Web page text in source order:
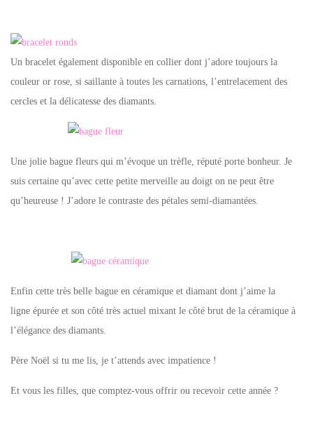
Un bracelet également disponible en collier dont j’adore toujours la
couleur or rose, si saillante à toutes les carnations, l’entrelacement des
cercles et la délicatesse des diamants.
Une jolie bague fleurs qui m’évoque un trèfle, réputé porte bonheur. Je
suis certaine qu’avec cette petite merveille au doigt on ne peut être
qu’heureuse ! J’adore le contraste des pétales semi-diamantées.
Enfin cette très belle bague en céramique et diamant dont j’aime la
ligne épurée et son côté très actuel mixant le côté brut de la céramique à
l’élégance des diamants.
Père Noël si tu me lis, je t’attends avec impatience !
Et vous les filles, que comptez-vous offrir ou recevoir cette année ?